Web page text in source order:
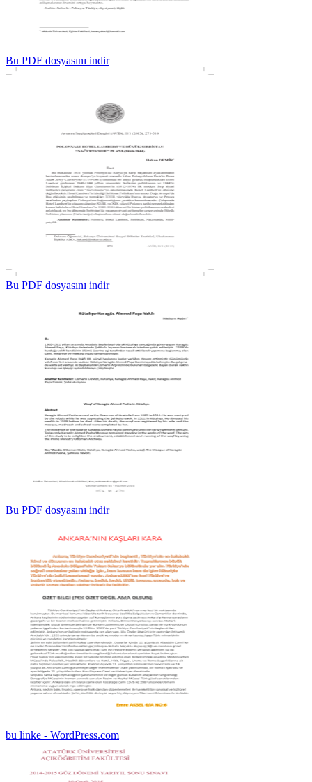
Bu PDF dosyasını indir
Bu PDF dosyasını indir
Bu PDF dosyasını indir
bu linke - WordPress.com